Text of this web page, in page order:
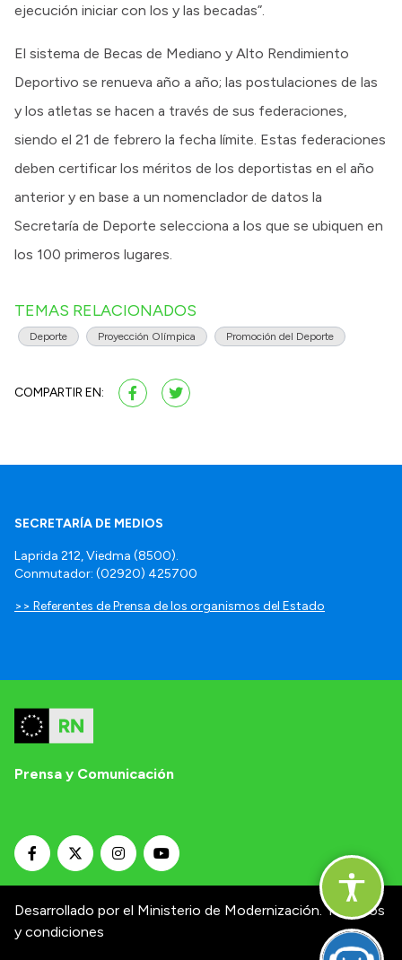
ejecución iniciar con los y las becadas”.
El sistema de Becas de Mediano y Alto Rendimiento
Deportivo se renueva año a año; las postulaciones de las
y los atletas se hacen a través de sus federaciones,
siendo el 21 de febrero la fecha límite. Estas federaciones
deben certificar los méritos de los deportistas en el año
anterior y en base a un nomenclador de datos la
Secretaría de Deporte selecciona a los que se ubiquen en
los 100 primeros lugares.
TEMAS RELACIONADOS
Deporte Proyección Olímpica Promoción del Deporte
COMPARTIR EN:
SECRETARÍA DE MEDIOS
Laprida 212, Viedma (8500).
Conmutador: (02920) 425700
>> Referentes de Prensa de los organismos del Estado
Prensa y Comunicación
Desarrollado por el Ministerio de Modernización. Términos
y condiciones